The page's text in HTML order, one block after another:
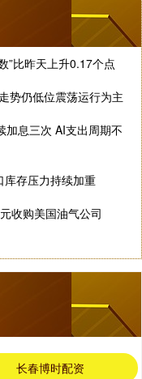
”比昨天上升0.17个点
势仍低位震荡运行为主
加息三次 AI支出周期不
库存压力持续加重
收购美国油气公司
长春博时配资